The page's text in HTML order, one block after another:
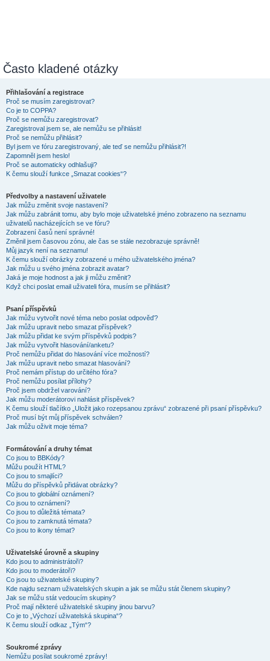
Často kladené otázky
Přihlašování a registrace
Proč se musím zaregistrovat?
Co je to COPPA?
Proč se nemůžu zaregistrovat?
Zaregistroval jsem se, ale nemůžu se přihlásit!
Proč se nemůžu přihlásit?
Byl jsem ve fóru zaregistrovaný, ale teď se nemůžu přihlásit?!
Zapomněl jsem heslo!
Proč se automaticky odhlašuji?
K čemu slouží funkce „Smazat cookies“?
Předvolby a nastavení uživatele
Jak můžu změnit svoje nastavení?
Jak můžu zabránit tomu, aby bylo moje uživatelské jméno zobrazeno na seznamu
uživatelů nacházejících se ve fóru?
Zobrazení časů není správné!
Změnil jsem časovou zónu, ale čas se stále nezobrazuje správně!
Můj jazyk není na seznamu!
K čemu slouží obrázky zobrazené u mého uživatelského jména?
Jak můžu u svého jména zobrazit avatar?
Jaká je moje hodnost a jak ji můžu změnit?
Když chci poslat email uživateli fóra, musím se přihlásit?
Psaní příspěvků
Jak můžu vytvořit nové téma nebo poslat odpověď?
Jak můžu upravit nebo smazat příspěvek?
Jak můžu přidat ke svým příspěvků podpis?
Jak můžu vytvořit hlasování/anketu?
Proč nemůžu přidat do hlasování více možností?
Jak můžu upravit nebo smazat hlasování?
Proč nemám přístup do určitého fóra?
Proč nemůžu posílat přílohy?
Proč jsem obdržel varování?
Jak můžu moderátorovi nahlásit příspěvek?
K čemu slouží tlačítko „Uložit jako rozepsanou zprávu“ zobrazené při psaní příspěvku?
Proč musí být můj příspěvek schválen?
Jak můžu oživit moje téma?
Formátování a druhy témat
Co jsou to BBKódy?
Můžu použít HTML?
Co jsou to smajlíci?
Můžu do příspěvků přidávat obrázky?
Co jsou to globální oznámení?
Co jsou to oznámení?
Co jsou to důležitá témata?
Co jsou to zamknutá témata?
Co jsou to ikony témat?
Uživatelské úrovně a skupiny
Kdo jsou to administrátoři?
Kdo jsou to moderátoři?
Co jsou to uživatelské skupiny?
Kde najdu seznam uživatelských skupin a jak se můžu stát členem skupiny?
Jak se můžu stát vedoucím skupiny?
Proč mají některé uživatelské skupiny jinou barvu?
Co je to „Výchozí uživatelská skupina“?
K čemu slouží odkaz „Tým“?
Soukromé zprávy
Nemůžu posílat soukromé zprávy!